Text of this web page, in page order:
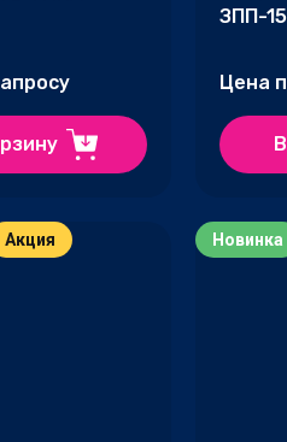
ЗПП-
Цена
Акция Новинка